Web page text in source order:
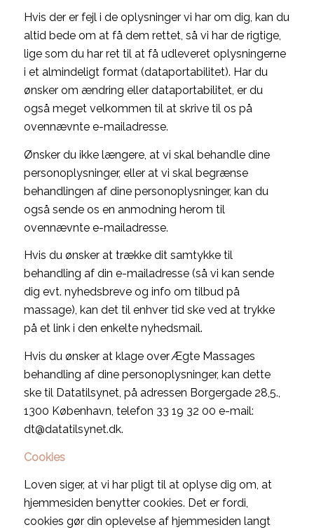
Hvis der er fejl i de oplysninger vi har om dig, kan du
altid bede om at få dem rettet, så vi har de rigtige,
lige som du har ret til at få udleveret oplysningerne
i et almindeligt format (dataportabilitet). Har du
ønsker om ændring eller dataportabilitet, er du
også meget velkommen til at skrive til os på
ovennævnte e-mailadresse.
Ønsker du ikke længere, at vi skal behandle dine
personoplysninger, eller at vi skal begrænse
behandlingen af dine personoplysninger, kan du
også sende os en anmodning herom til
ovennævnte e-mailadresse.
Hvis du ønsker at trække dit samtykke til
behandling af din e-mailadresse (så vi kan sende
dig evt. nyhedsbreve og info om tilbud på
massage), kan det til enhver tid ske ved at trykke
på et link i den enkelte nyhedsmail.
Hvis du ønsker at klage over Ægte Massages
behandling af dine personoplysninger, kan dette
ske til Datatilsynet, på adressen Borgergade 28,5.,
1300 København, telefon 33 19 32 00 e-mail:
dt@datatilsynet.dk.
Cookies
Loven siger, at vi har pligt til at oplyse dig om, at
hjemmesiden benytter cookies. Det er fordi,
cookies gør din oplevelse af hjemmesiden langt